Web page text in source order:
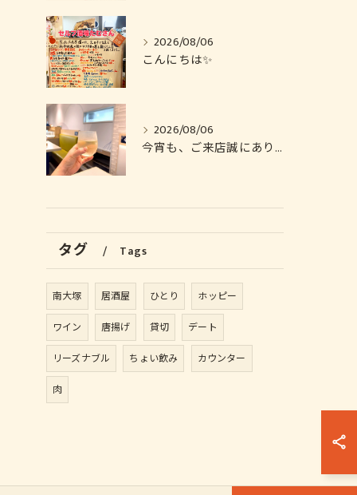
2026/08/06
こんにちは✨️
2026/08/06
今宵も、ご来店誠にありがとうございました🙏
タグ Tags
南大塚 居酒屋 ひとり
ホッピー
ワイン
唐揚げ 貸切
デート
リーズナブル
ちょい飲み
カウンター
肉